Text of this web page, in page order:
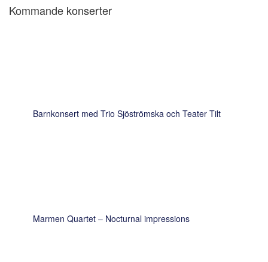
Kommande konserter
Barnkonsert med Trio Sjöströmska och Teater Tilt
Marmen Quartet – Nocturnal impressions